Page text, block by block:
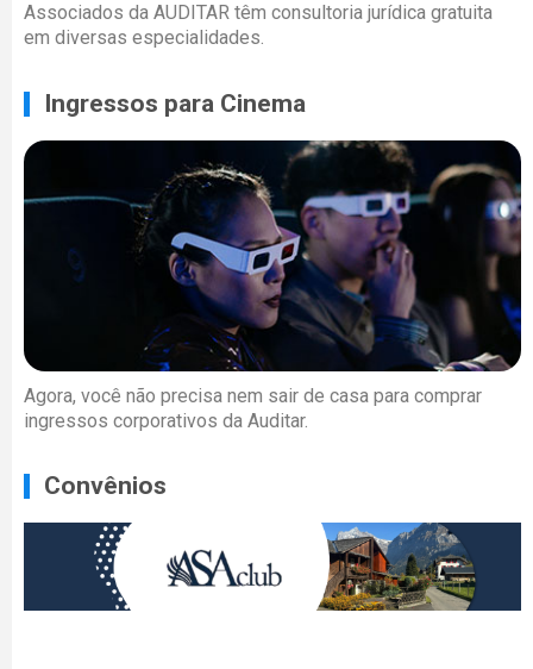
Associados da AUDITAR têm consultoria jurídica gratuita
em diversas especialidades.
Ingressos para Cinema
Agora, você não precisa nem sair de casa para comprar
ingressos corporativos da Auditar.
Convênios